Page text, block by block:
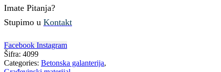
Imate Pitanja?
Stupimo u Kontakt
Facebook Instagram
Šifra: 4099
Categories: Betonska galanterija,